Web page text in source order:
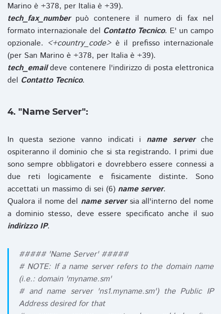
Marino è +378, per Italia è +39).
tech_fax_numberpuò contenere il numero di fax nel
formato internazionale del Contatto Tecnico. E' un campo
opzionale. <+country_code>è il prefisso internazionale
(per San Marino è +378, per Italia è +39).
tech_emaildeve contenere l'indirizzo di posta elettronica
del Contatto Tecnico.
4. "Name Server":
In questa sezione vanno indicati i name serverche
ospiteranno il dominio che si sta registrando. I primi due
sono sempre obbligatori e dovrebbero essere connessi a
due reti logicamente e fisicamente distinte. Sono
accettati un massimo di sei (6) name server.
Qualora il nome del name serversia all'interno del nome
a dominio stesso, deve essere specificato anche il suo
indirizzo IP.
##### 'Name Server' #####
# NOTE: If a name server refers to the domain name
(i.e.: domain 'myname.sm'
# and name server 'ns1.myname.sm') the Public IP
Address desired for that